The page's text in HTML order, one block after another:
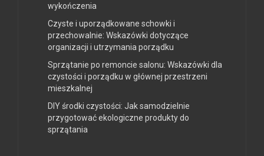
wykończenia
Czyste i uporządkowane schowki i
przechowalnie: Wskazówki dotyczące
organizacji i utrzymania porządku
Sprzątanie po remoncie salonu: Wskazówki dla
czystości i porządku w głównej przestrzeni
mieszkalnej
DIY środki czystości: Jak samodzielnie
przygotować ekologiczne produkty do
sprzątania